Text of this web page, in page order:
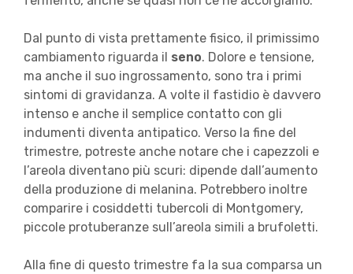
Dal punto di vista prettamente fisico, il primissimo
cambiamento riguarda il seno. Dolore e tensione,
ma anche il suo ingrossamento, sono tra i primi
sintomi di gravidanza. A volte il fastidio è davvero
intenso e anche il semplice contatto con gli
indumenti diventa antipatico. Verso la fine del
trimestre, potreste anche notare che i capezzoli e
l’areola diventano più scuri: dipende dall’aumento
della produzione di melanina. Potrebbero inoltre
comparire i cosiddetti tubercoli di Montgomery,
piccole protuberanze sull’areola simili a brufoletti.
Alla fine di questo trimestre fa la sua comparsa un